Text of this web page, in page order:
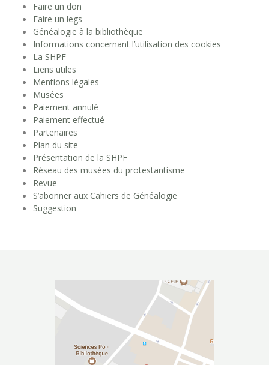
Faire un don
Faire un legs
Généalogie à la bibliothèque
Informations concernant l’utilisation des cookies
La SHPF
Liens utiles
Mentions légales
Musées
Paiement annulé
Paiement effectué
Partenaires
Plan du site
Présentation de la SHPF
Réseau des musées du protestantisme
Revue
S’abonner aux Cahiers de Généalogie
Suggestion